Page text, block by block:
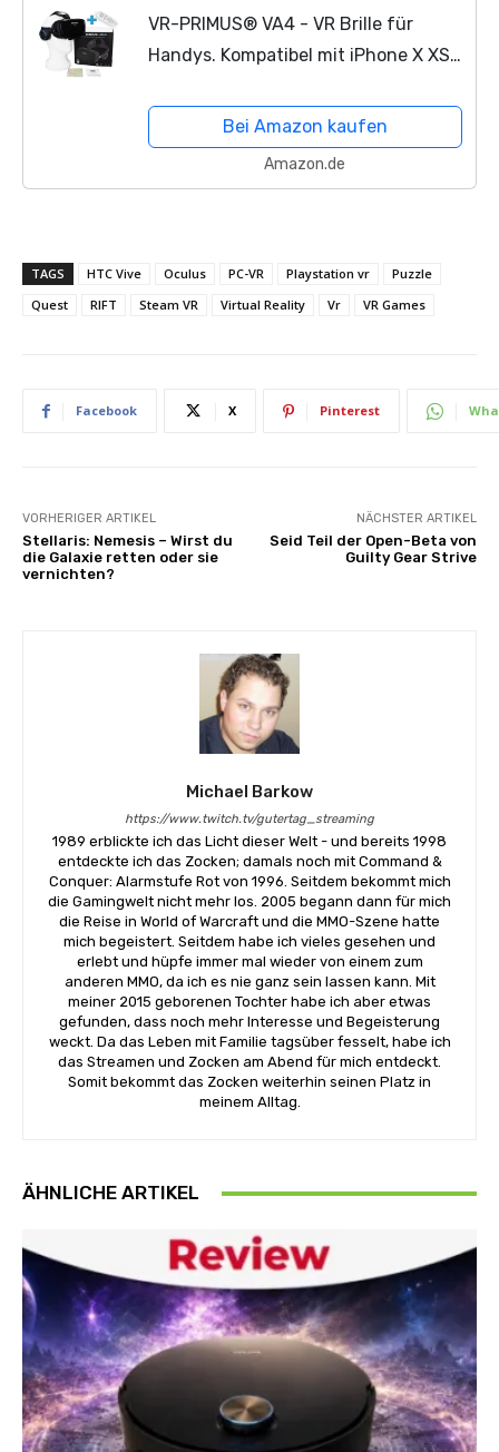
VR-PRIMUS® VA4 - VR Brille für
Handys. Kompatibel mit iPhone X XS
Zoll z.B. Samsung,Huawei,LG,Sony,
Xiaomi, Google...
Bei Amazon kaufen
Amazon.de
TAGS HTC Vive Oculus PC-VR Playstation vr
Puzzle
Quest
RIFT Steam VR Virtual Reality Vr VR Games
Facebook X Pinterest
VORHERIGER ARTIKEL
Stellaris: Nemesis – Wirst du
die Galaxie retten oder sie
vernichten?
NÄCHSTER ARTIKEL
Seid Teil der Open-Beta von
Guilty Gear Strive
Michael Barkow
https://www.twitch.tv/gutertag_streaming
1989 erblickte ich das Licht dieser Welt - und bereits 1998
entdeckte ich das Zocken; damals noch mit Command &
Conquer: Alarmstufe Rot von 1996. Seitdem bekommt mich
die Gamingwelt nicht mehr los. 2005 begann dann für mich
die Reise in World of Warcraft und die MMO-Szene hatte
mich begeistert. Seitdem habe ich vieles gesehen und
erlebt und hüpfe immer mal wieder von einem zum
anderen MMO, da ich es nie ganz sein lassen kann. Mit
meiner 2015 geborenen Tochter habe ich aber etwas
gefunden, dass noch mehr Interesse und Begeisterung
weckt. Da das Leben mit Familie tagsüber fesselt, habe ich
das Streamen und Zocken am Abend für mich entdeckt.
Somit bekommt das Zocken weiterhin seinen Platz in
meinem Alltag.
ÄHNLICHE ARTIKEL